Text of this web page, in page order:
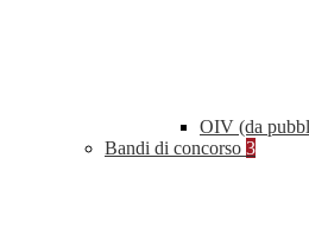
OIV (da
Bandi di concorso 3